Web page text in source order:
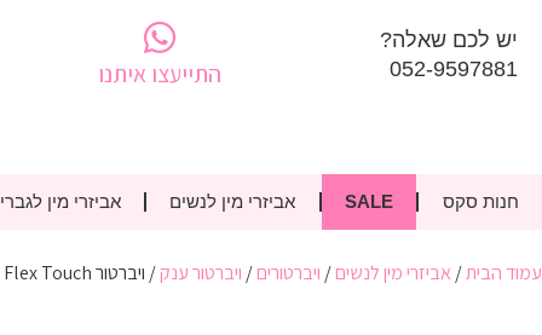
יש לכם שאלה?
052-9597881
התייעצו איתנו
חנות סקס SALE אביזרי מין לנשים אביזרי מין
עמוד הבית/ אביזרי מין לנשים/ ויברטורים/ ויברטור ענק/ ויברטור Flex Touch